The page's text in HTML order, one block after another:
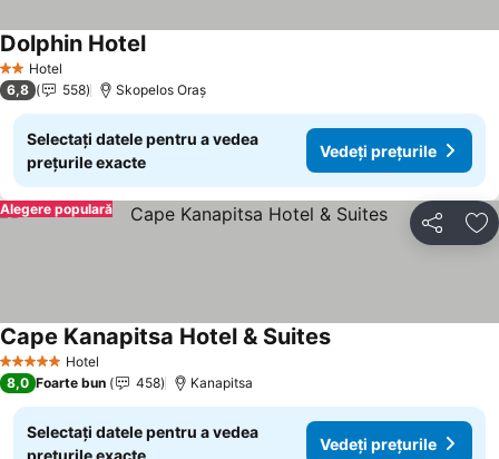
2 SteleHotel
Dolphin Hotel
6,8 558 Skopelos Oraș
Selectați datele pentru a vedea
prețurile exacte
Vedeți prețurile
Distribuiți
Alegere populară
5 Stele Hotel
Cape Kanapitsa Hotel & Suites
8,0 Foarte bun 458 Kanapitsa
Selectați datele pentru a vedea
prețurile exacte
Vedeți prețurile